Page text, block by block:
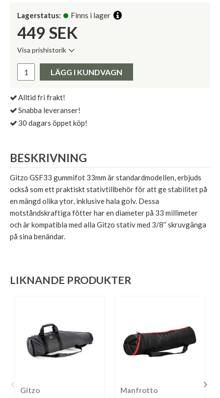
Lagerstatus: Finns i lager
449 SEK
Visa prishistorik
Pris:
LÄGG I KUNDVAGN
Alltid fri frakt!
Snabba leveranser!
30 dagars öppet köp!
BESKRIVNING
Gitzo GSF33 gummifot 33mm är standardmodellen, erbjuds
också som ett praktiskt stativtillbehör för att ge stabilitet på
en mängd olika ytor, inklusive hala golv. Dessa
motståndskraftiga fötter har en diameter på 33 millimeter
och är kompatibla med alla Gitzo stativ med 3/8’’ skruvgänga
på sina benändar.
LIKNANDE PRODUKTER
Gitzo Manfrotto